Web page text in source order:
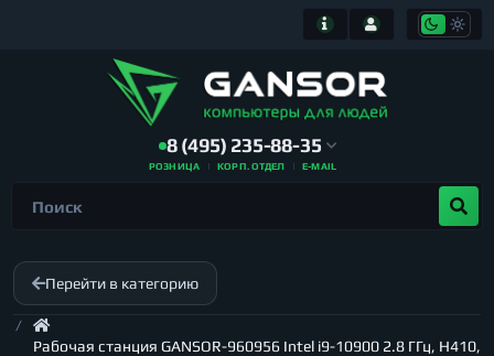
8 (495) 235-88-35
РОЗНИЦА КОРП. ОТДЕЛ E-MAIL
Перейти в категорию
Рабочая станция GANSOR-960956 Intel i9-10900 2.8 ГГц, H410,